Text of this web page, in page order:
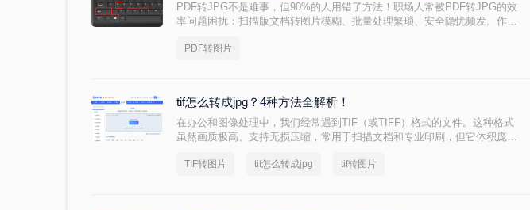
PDF转JPG不是难事，但90%的人用错了方法！职场人常被PDF转JPG的效
率问题困扰：扫描版文档转图片模糊、批量处理繁琐、安全隐忧频发。作为
PDF转图片
tif怎么转成jpg？4种方法全解析！
在办公和图像处理中，我们经常遇到TIF（或TIFF）格式的文件。这种格式
虽然画质极高、支持无损压缩，常用于扫描文档和专业印刷，但它体积庞大
题，将TIF转换为通用的JPG格式显得尤为重要。
TIF转图片 tif怎么转成jpg tif转图片